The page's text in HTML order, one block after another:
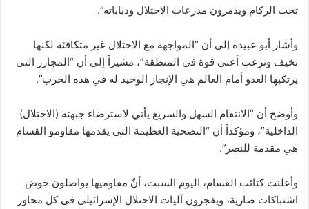
تحت الركام ويدمرون مدرعات الاحتلال ودباباته”.
وأشار أبو عبيدة إلى أن “المواجهة مع الاحتلال غير متكافئة لكنها
تخيف وترعب أعتى قوة في المنطقة”، مشيراً إلى أن “المجازر التي
يرتكبها العدو أمام العالم هي الإنجاز الوحيد له في هذه الحرب”.
وأوضح أن “الانتقام السهل والسريع يأتي لاسترضاء جبهته (الاحتلال)
الداخلية”، ومؤكداً أن “التضحية العظيمة التي يقدمها مقاومو القسام
هي مقدمة للنصر”.
وأعلنت كتائب القسام، اليوم السبت، أنّ مقاوميها يواصلون خوض
اشتباكات ضارية، ويفجرون آليات الاحتلال الإسرائيلي في كل محاور